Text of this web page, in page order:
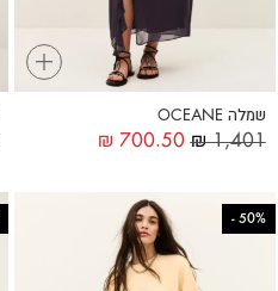
+
שמלה OCEANE
₪1,401
₪ 700.50
50%
-